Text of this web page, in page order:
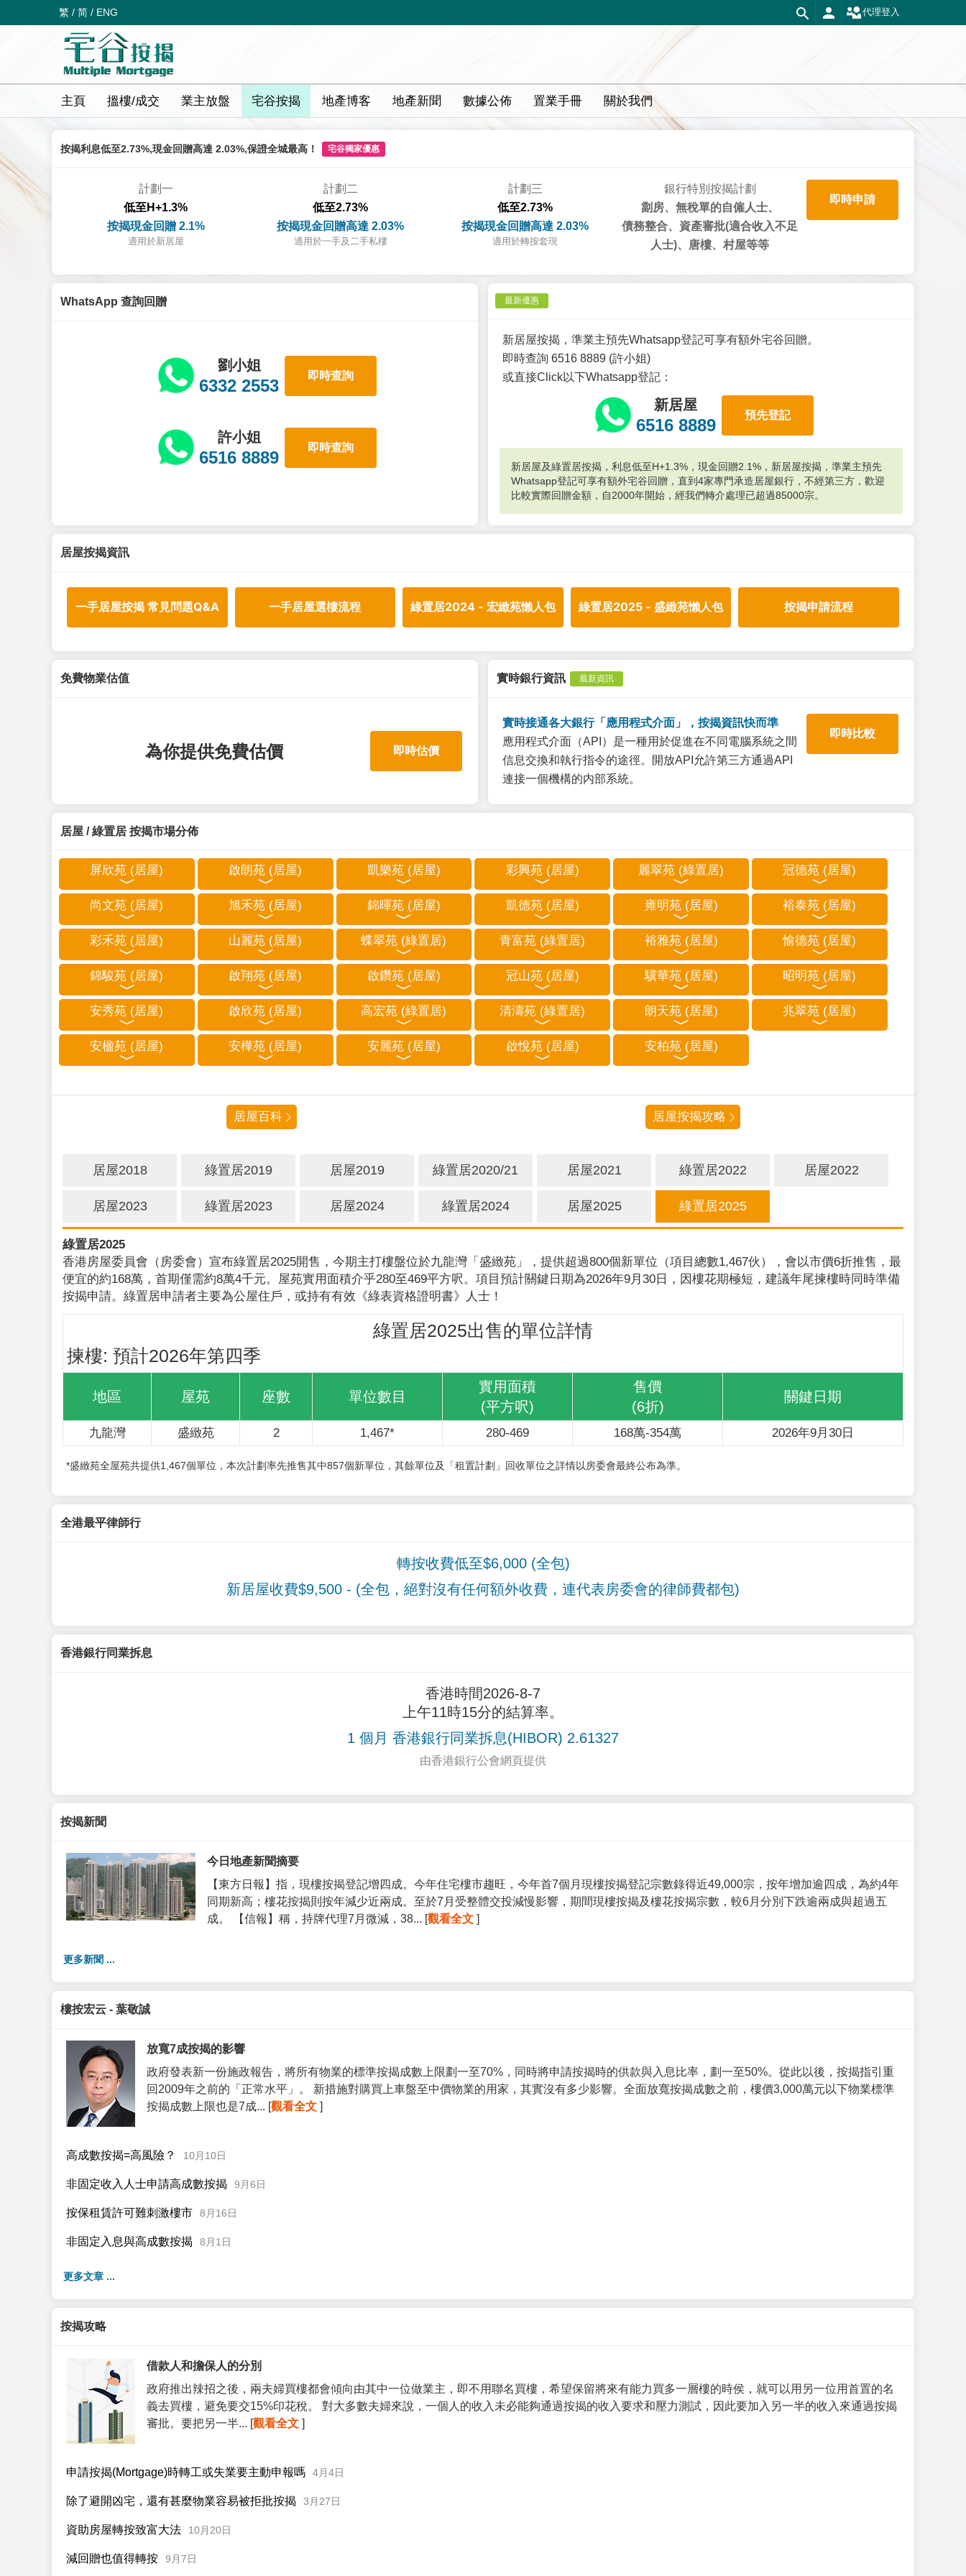
繁 / 简 / ENG 代理登入
主頁 搵樓/成交 業主放盤 宅谷按揭 地產博客 地產新聞 數據公佈 置業手冊 關於我們
按揭利息低至2.73%,現金回贈高達 2.03%,保證全城最高！ 宅谷獨家優惠
計劃一
低至H+1.3%
按揭現金回贈 2.1%
適用於新居屋
計劃二
低至2.73%
按揭現金回贈高達 2.03%
適用於一手及二手私樓
計劃三
低至2.73%
按揭現金回贈高達 2.03%
適用於轉按套現
銀行特別按揭計劃
劏房、無稅單的自僱人士、
債務整合、資產審批(適合收入不足
人士)、唐樓、村屋等等
即時申請
WhatsApp 查詢回贈
劉小姐
6332 2553
即時查詢
許小姐
6516 8889
即時查詢
最新優惠
新居屋按揭，準業主預先Whatsapp登記可享有額外宅谷回贈。
即時查詢 6516 8889 (許小姐)
或直接Click以下Whatsapp登記：
新居屋
6516 8889
預先登記
新居屋及綠置居按揭，利息低至H+1.3%，現金回贈2.1%，新居屋按揭，準業主預先
Whatsapp登記可享有額外宅谷回贈，直到4家專門承造居屋銀行，不經第三方，歡迎
比較實際回贈金額，自2000年開始，經我們轉介處理已超過85000宗。
居屋按揭資訊
一手居屋按揭 常見問題Q&A 一手居屋選樓流程 綠置居2024 - 宏緻苑懶人包 綠置居2025 - 盛緻苑懶人包 按揭申請流程
免費物業估值
為你提供免費估價 即時估價
實時銀行資訊 最新資訊
實時接通各大銀行「應用程式介面」，按揭資訊快而準
應用程式介面（API）是一種用於促進在不同電腦系統之間
信息交換和執行指令的途徑。開放API允許第三方通過API
連接一個機構的内部系統。
即時比較
居屋 / 綠置居 按揭市場分佈
屏欣苑 (居屋) 啟朗苑 (居屋) 凱樂苑 (居屋) 彩興苑 (居屋) 麗翠苑 (綠置居) 冠德苑 (居屋)
尚文苑 (居屋) 旭禾苑 (居屋) 錦暉苑 (居屋) 凱德苑 (居屋) 雍明苑 (居屋) 裕泰苑 (居屋)
彩禾苑 (居屋) 山麗苑 (居屋) 蝶翠苑 (綠置居) 青富苑 (綠置居) 裕雅苑 (居屋) 愉德苑 (居屋)
錦駿苑 (居屋) 啟翔苑 (居屋) 啟鑽苑 (居屋) 冠山苑 (居屋) 驥華苑 (居屋) 昭明苑 (居屋)
安秀苑 (居屋) 啟欣苑 (居屋) 高宏苑 (綠置居) 清濤苑 (綠置居) 朗天苑 (居屋) 兆翠苑 (居屋)
安楹苑 (居屋) 安樺苑 (居屋) 安麗苑 (居屋) 啟悅苑 (居屋) 安柏苑 (居屋)
居屋百科 居屋按揭攻略
居屋2018 綠置居2019 居屋2019 綠置居2020/21 居屋2021 綠置居2022 居屋2022
居屋2023 綠置居2023 居屋2024 綠置居2024 居屋2025 綠置居2025
綠置居2025
香港房屋委員會（房委會）宣布綠置居2025開售，今期主打樓盤位於九龍灣「盛緻苑」，提供超過800個新單位（項目總數1,467伙），會以市價6折推售，最
便宜的約168萬，首期僅需約8萬4千元。屋苑實用面積介乎280至469平方呎。項目預計關鍵日期為2026年9月30日，因樓花期極短，建議年尾揀樓時同時準備
按揭申請。綠置居申請者主要為公屋住戶，或持有有效《綠表資格證明書》人士！
綠置居2025出售的單位詳情
揀樓: 預計2026年第四季
地區 屋苑 座數 單位數目
實用面積
(平方呎)
售價
(6折)
關鍵日期
九龍灣 盛緻苑 2 1,467* 280-469 168萬-354萬 2026年9月30日
*盛緻苑全屋苑共提供1,467個單位，本次計劃率先推售其中857個新單位，其餘單位及「租置計劃」回收單位之詳情以房委會最終公布為準。
全港最平律師行
轉按收費低至$6,000 (全包)
新居屋收費$9,500 - (全包，絕對沒有任何額外收費，連代表房委會的律師費都包)
香港銀行同業拆息
香港時間2026-8-7
上午11時15分的結算率。
1 個月 香港銀行同業拆息(HIBOR) 2.61327
由香港銀行公會網頁提供
按揭新聞
今日地產新聞摘要
【東方日報】指，現樓按揭登記增四成。今年住宅樓市趨旺，今年首7個月現樓按揭登記宗數錄得近49,000宗，按年增加逾四成，為約4年
同期新高；樓花按揭則按年減少近兩成。至於7月受整體交投減慢影響，期間現樓按揭及樓花按揭宗數，較6月分別下跌逾兩成與超過五
成。 【信報】稱，持牌代理7月微減，38... [觀看全文 ]
更多新聞 ...
樓按宏云 - 葉敬誠
放寬7成按揭的影響
政府發表新一份施政報告，將所有物業的標準按揭成數上限劃一至70%，同時將申請按揭時的供款與入息比率，劃一至50%。從此以後，按揭指引重
回2009年之前的「正常水平」。 新措施對購買上車盤至中價物業的用家，其實沒有多少影響。全面放寬按揭成數之前，樓價3,000萬元以下物業標準
按揭成數上限也是7成... [觀看全文 ]
高成數按揭=高風險？ 10月10日
非固定收入人士申請高成數按揭 9月6日
按保租賃許可難刺激樓市 8月16日
非固定入息與高成數按揭 8月1日
更多文章 ...
按揭攻略
借款人和擔保人的分別
政府推出辣招之後，兩夫婦買樓都會傾向由其中一位做業主，即不用聯名買樓，希望保留將來有能力買多一層樓的時侯，就可以用另一位用首置的名
義去買樓，避免要交15%印花稅。 對大多數夫婦來說，一個人的收入未必能夠通過按揭的收入要求和壓力測試，因此要加入另一半的收入來通過按揭
審批。要把另一半... [觀看全文 ]
申請按揭(Mortgage)時轉工或失業要主動申報嗎 4月4日
除了避開凶宅，還有甚麼物業容易被拒批按揭 3月27日
資助房屋轉按致富大法 10月20日
減回贈也值得轉按 9月7日